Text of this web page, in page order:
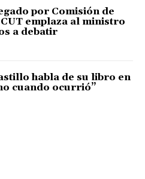
por Comisión de
emplaza al ministro
a debatir
habla de su libro en
cuando ocurrió”